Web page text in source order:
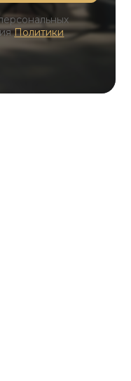
Политики